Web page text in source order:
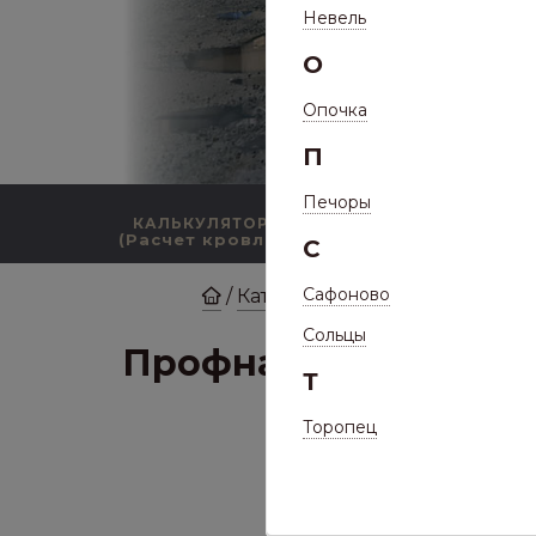
КАЛЬКУЛЯТОР
(Расчет кровли)
/ Каталог/ Кровли
Профнастил МП Н75
Невель
О
Опочка
П
Печоры
С
Сафоново
Сольцы
Т
Торопец